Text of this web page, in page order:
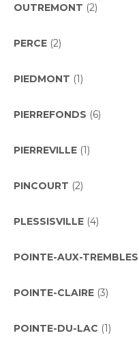
OUTREMONT (2)
PERCE (2)
PIEDMONT (1)
PIERREFONDS (6)
PIERREVILLE (1)
PINCOURT (2)
PLESSISVILLE (4)
POINTE-AUX-TREMBLES
POINTE-CLAIRE (3)
POINTE-DU-LAC (1)